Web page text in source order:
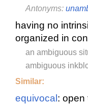
Antonyms:
having no
organized in
an ambiguous
ambiguous
Similar:
equivocal : open